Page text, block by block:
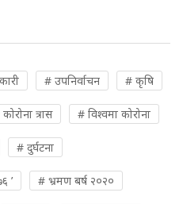
# उपनिर्वाचन # कृषि
त्रास # विश्वमा कोरोना
# दुर्घटना
’ # भ्रमण बर्ष २०२०